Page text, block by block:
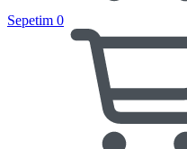
Sepetim 0